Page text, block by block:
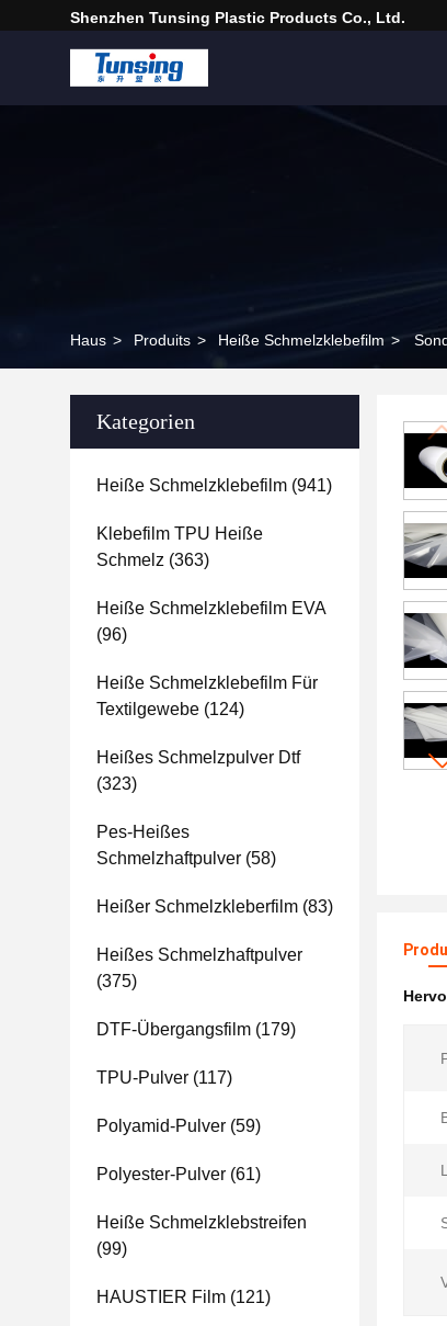
Shenzhen Tunsing Plastic Products Co., Ltd.
Haus > Produits > Heiße Schmelzklebefilm >
Kategorien
Heiße Schmelzklebefilm (941)
Klebefilm TPU Heiße
Schmelz (363)
Heiße Schmelzklebefilm EVA
(96)
Heiße Schmelzklebefilm Für
Textilgewebe (124)
Heißes Schmelzpulver Dtf
(323)
Pes-Heißes
Schmelzhaftpulver (58)
Heißer Schmelzkleberfilm (83)
Heißes Schmelzhaftpulver
(375)
DTF-Übergangsfilm (179)
TPU-Pulver (117)
Polyamid-Pulver (59)
Polyester-Pulver (61)
Heiße Schmelzklebstreifen
(99)
HAUSTIER Film (121)